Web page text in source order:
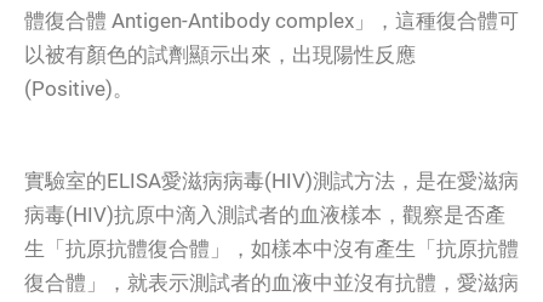
體復合體 Antigen-Antibody complex」，這種復合體可
以被有顏色的試劑顯示出來，出現陽性反應
(Positive)。
實驗室的ELISA愛滋病病毒(HIV)測試方法，是在愛滋病
病毒(HIV)抗原中滴入測試者的血液樣本，觀察是否產
生「抗原抗體復合體」，如樣本中沒有產生「抗原抗體
復合體」，就表示測試者的血液中並沒有抗體，愛滋病